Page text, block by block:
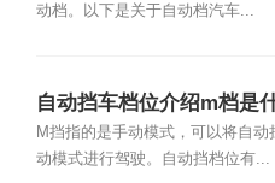
动档。以下是关于自动档汽车...
自动挡车档位介绍m档是
M挡指的是手动模式，可以将自动
动模式进行驾驶。自动挡档位有...